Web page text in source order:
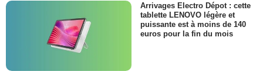
Arrivages Electro Dépot : cette
tablette LENOVO légère et
puissante est à moins de 140
euros pour la fin du mois